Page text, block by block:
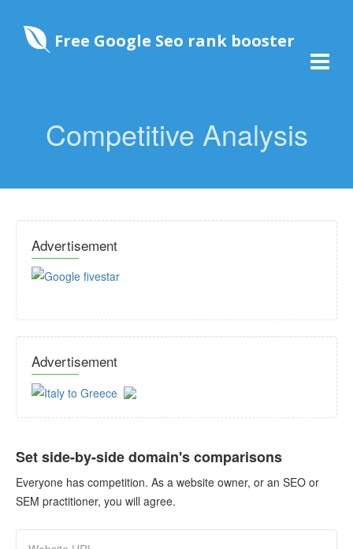
Free Google Seo rank booster
Competitive Analysis
Advertisement
Advertisement
Set side-by-side domain's comparisons
Everyone has competition. As a website owner, or an SEO or
SEM practitioner, you will agree.